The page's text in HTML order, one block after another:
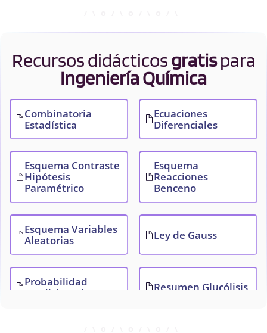
Recursos didácticosgratispara
Ingeniería Química
Combinatoria
Estadística
Ecuaciones
Diferenciales
Esquema Contraste
Hipótesis
Paramétrico
Esquema
Reacciones
Benceno
Esquema Variables
Aleatorias
Ley de Gauss
Probabilidad
condicionada
Resumen Glucólisis